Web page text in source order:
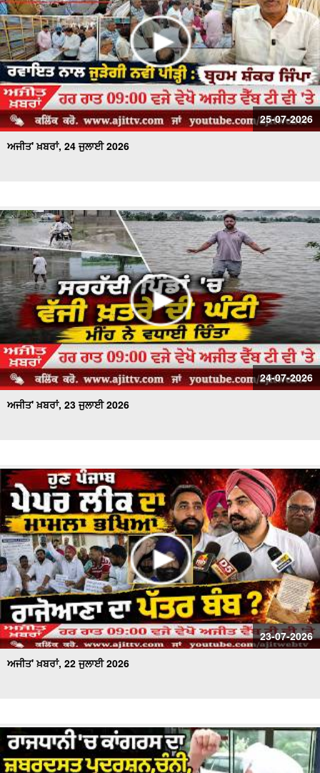
25-07-2026
ਅਜੀਤ' ਖ਼ਬਰਾਂ, 24 ਜੁਲਾਈ 2026
24-07-2026
ਅਜੀਤ' ਖ਼ਬਰਾਂ, 23 ਜੁਲਾਈ 2026
23-07-2026
ਅਜੀਤ' ਖ਼ਬਰਾਂ, 22 ਜੁਲਾਈ 2026